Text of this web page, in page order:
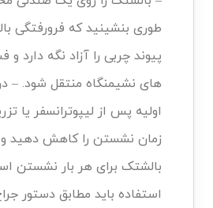
طوری بنشینید که فرورفتگی
پیوند چربی را آزاد نگه دارد
های نشیمنگاه منتقل شود. –
اولیه پس از لیپوترانسفر یا
زمان نشستن را کاهش دهید و
بالشتک برای هر بار نشستن
استفاده باید مطابق دستور